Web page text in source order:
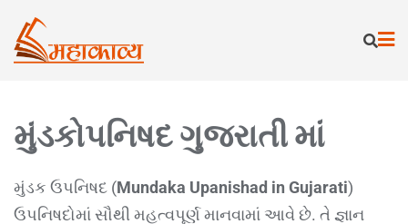
મુંડકોપનિષદ ગુજરાતી માં
મુંડક ઉપનિષદ (Mundaka Upanishad in Gujarati)
ઉપનિષદોમાં સૌથી મહત્વપૂર્ણ માનવામાં આવે છે. તે જ્ઞાન